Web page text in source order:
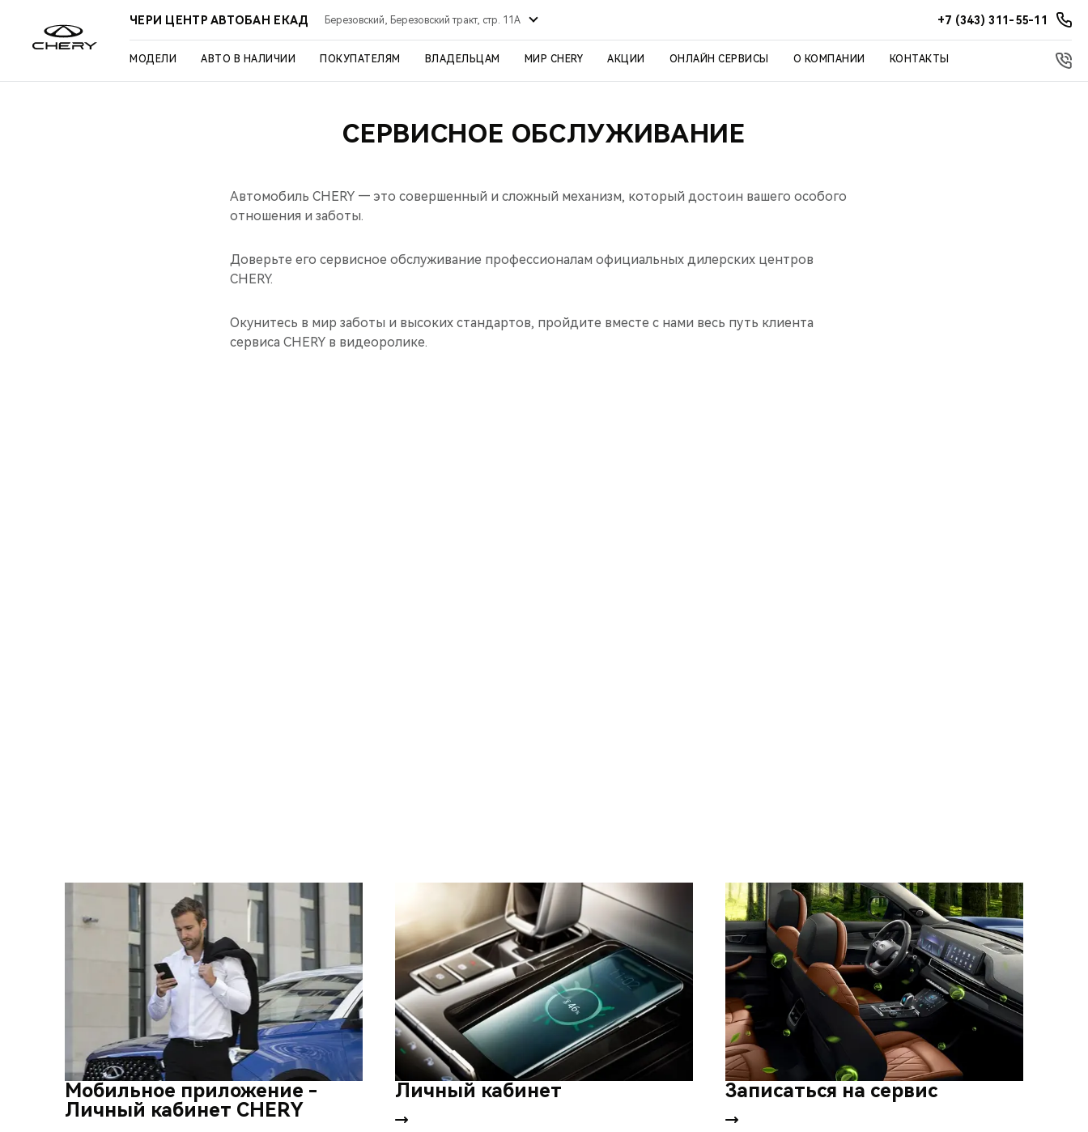
ЧЕРИ ЦЕНТР АВТОБАН ЕКАД Березовский, Березовский тракт, стр. 11А +7 (343) 311-55-11
МОДЕЛИ АВТО В НАЛИЧИИ ПОКУПАТЕЛЯМ ВЛАДЕЛЬЦАМ МИР CHERY АКЦИИ ОНЛАЙН СЕРВИСЫ О КОМПАНИИ КОНТАКТЫ
СЕРВИСНОЕ ОБСЛУЖИВАНИЕ
Автомобиль CHERY — это совершенный и сложный механизм, который достоин вашего особого
отношения и заботы.
Доверьте его сервисное обслуживание профессионалам официальных дилерских центров
CHERY.
Окунитесь в мир заботы и высоких стандартов, пройдите вместе с нами весь путь клиента
сервиса CHERY в видеоролике.
Мобильное приложение -
Личный кабинет CHERY
Личный кабинет Записаться на сервис